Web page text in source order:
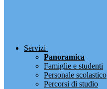
Servizi
Panoramica
Famiglie e studenti
Personale scolastico
Percorsi di studio